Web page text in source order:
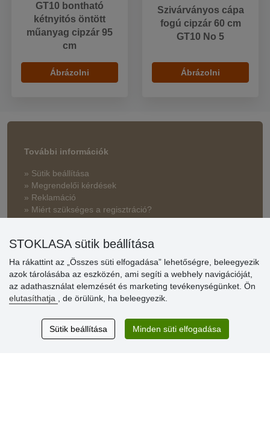
GT10 bontható
kétnyitós öntött
műanyag cipzár 95
cm
Ábrázolni
Szivárványos cápa
fogú cipzár 60 cm
GT10 No 5
Ábrázolni
További információk
» Sütik beállítása
» Megrendelői kérdések
» Reklamáció
» Miért szükséges a regisztráció?
vásárlóinknak
» Súgó
Vásárlók
értékelése
STOKLASA sütik beállítása
Ha rákattint az „Összes süti elfogadása” lehetőségre, beleegyezik
azok tárolásába az eszközén, ami segíti a webhely navigációját,
az adathasználat elemzését és marketing tevékenységünket. Ön
elutasíthatja
, de örülünk, ha beleegyezik.
Sütik beállítása Minden süti elfogadása